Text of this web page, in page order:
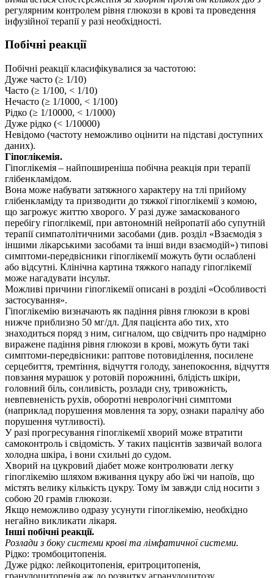
регулярним контролем рівня глюкози в крові та проведення
інфузійної терапії у разі необхідності.
Побічні реакції
Побічні реакції класифікувалися за частотою:
Дуже часто (≥ 1/10)
Часто (≥ 1/100, < 1/10)
Нечасто (≥ 1/1000, < 1/100)
Рідко (≥ 1/10000, < 1/1000)
Дуже рідко (< 1/10000)
Невідомо (частоту неможливо оцінити на підставі доступних
даних).
Гіпоглікемія.
Гіпоглікемія – найпоширеніша побічна реакція при терапії
глібенкламідом.
Вона може набувати затяжного характеру на тлі прийому
глібенкламіду та призводити до тяжкої гіпоглікемії з комою,
що загрожує життю хворого. У разі дуже замаскованого
перебігу гіпоглікемії, при автономній нейропатії або супутній
терапії симпатолітичними засобами (див. розділ «Взаємодія з
іншими лікарськими засобами та інші види взаємодій») типові
симптоми-передвісники гіпоглікемії можуть бути ослаблені
або відсутні. Клінічна картина тяжкого нападу гіпоглікемії
може нагадувати інсульт.
Можливі причини гіпоглікемії описані в розділі «Особливості
застосування».
Гіпоглікемію визначають як падіння рівня глюкози в крові
нижче приблизно 50 мг/дл. Для пацієнта або тих, хто
знаходиться поряд з ним, сигналом, що свідчить про надмірно
виражене падіння рівня глюкози в крові, можуть бути такі
симптоми-передвісники: раптове потовиділення, посилене
серцебиття, тремтіння, відчуття голоду, занепокоєння, відчуття
повзання мурашок у ротовій порожнині, блідість шкіри,
головний біль, сонливість, розлади сну, тривожність,
невпевненість рухів, оборотні неврологічні симптоми
(наприклад порушення мовлення та зору, ознаки паралічу або
порушення чутливості).
У разі прогресування гіпоглікемії хворий може втратити
самоконтроль і свідомість. У таких пацієнтів зазвичай волога
холодна шкіра, і вони схильні до судом.
Хворий на цукровий діабет може контролювати легку
гіпоглікемію шляхом вживання цукру або їжі чи напоїв, що
містять велику кількість цукру. Тому їм завжди слід носити з
собою 20 грамів глюкози.
Якщо неможливо одразу усунути гіпоглікемію, необхідно
негайно викликати лікаря.
Інші побічні реакції.
Розлади з боку системи крові та лімфатичної системи.
Рідко: тромбоцитопенія.
Дуже рідко: лейкоцитопенія, еритроцитопенія,